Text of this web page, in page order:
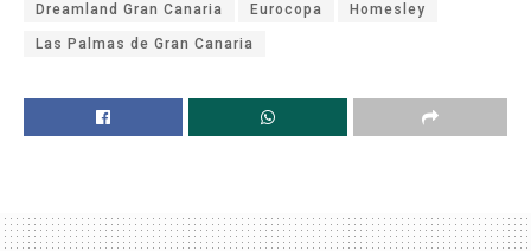
Dreamland Gran Canaria Eurocopa Homesley
Las Palmas de Gran Canaria